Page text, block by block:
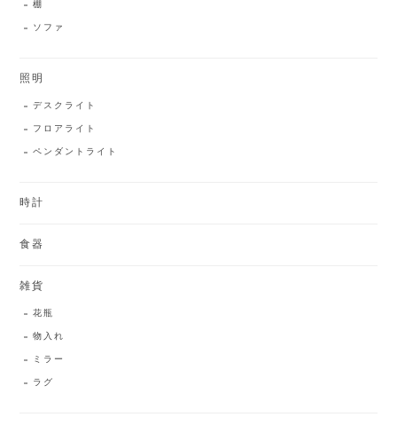
棚
ソファ
照明
デスクライト
フロアライト
ペンダントライト
時計
食器
雑貨
花瓶
物入れ
ミラー
ラグ